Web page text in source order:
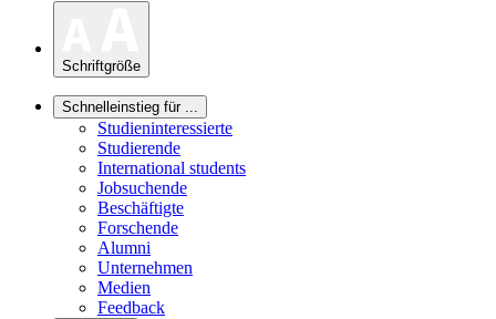
Schriftgröße
Schnelleinstieg für ...
Studieninteressierte
Studierende
International students
Jobsuchende
Beschäftigte
Forschende
Alumni
Unternehmen
Medien
Feedback